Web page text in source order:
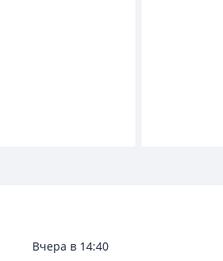
Вчера в 14:40